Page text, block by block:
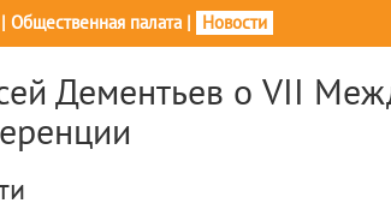
Общественная палата| Новости
Дементьев о VII